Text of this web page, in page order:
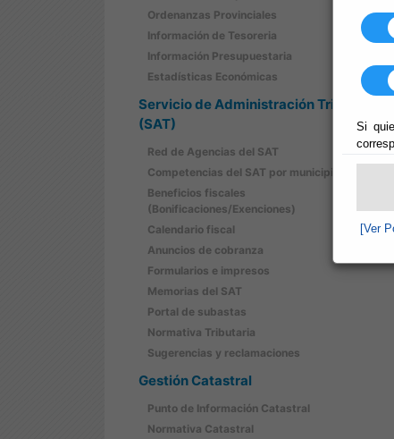
Si
[Ver
Ordenanzas Provinciales
Información de Tesoreria
Información Presupuestaria
Estadísticas Económicas
Servicio de Administración Tributaria
(SAT)
Red de Agencias del SAT
Competencias del SAT por municipios
Beneficios fiscales
(Bonificaciones/Exenciones)
Calendario fiscal
Anuncios de cobranza
Formularios e impresos
Memorias del SAT
Portal de subastas
Normativa Tributaria
Sugerencias y reclamaciones
Gestión Catastral
Punto de Información Catastral
Normativa Catastral